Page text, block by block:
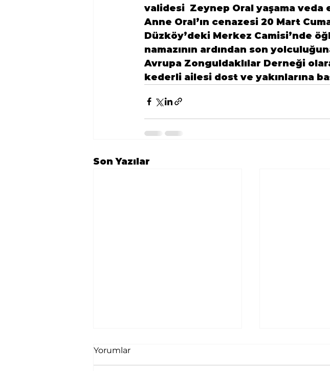
validesi Zeynep Oral yaşama veda
Anne Oral’ın cenazesi 20 Mart
Düzköy’deki Merkez Camisi’nde
Avrupa Zonguldaklılar Derneği
kederli ailesi dost ve yakınlarına
Son Yazılar
Yorumlar